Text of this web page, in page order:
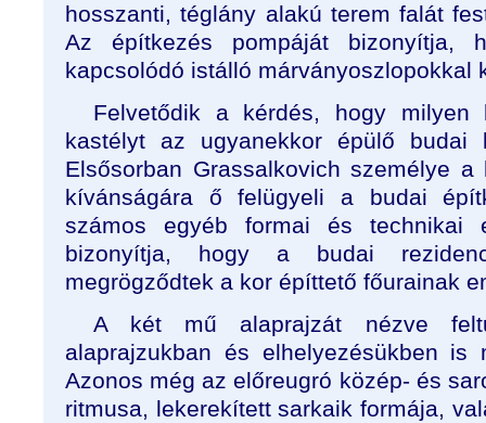
hosszanti, téglány alakú terem falát
Az építkezés pompáját bizonyítja,
kapcsolódó istálló márványoszlopokkal
Felvetődik a kérdés, hogy milyen
kastélyt az ugyanekkor épülő budai
Elsősorban Grassalkovich személye
kívánságára ő felügyeli a budai
számos egyéb formai és technikai
bizonyítja, hogy a budai
megrögződtek a kor építtető főurainak
A két mű alaprajzát nézve
alaprajzukban és elhelyezésükben is
Azonos még az előreugró közép- és
ritmusa, lekerekített sarkaik formája,